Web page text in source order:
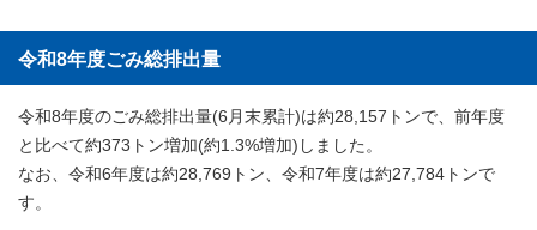
令和8年度ごみ総排出量
令和8年度のごみ総排出量(6月末累計)は約28,157トンで、前年度
と比べて約373トン増加(約1.3%増加)しました。
なお、令和6年度は約28,769トン、令和7年度は約27,784トンで
す。